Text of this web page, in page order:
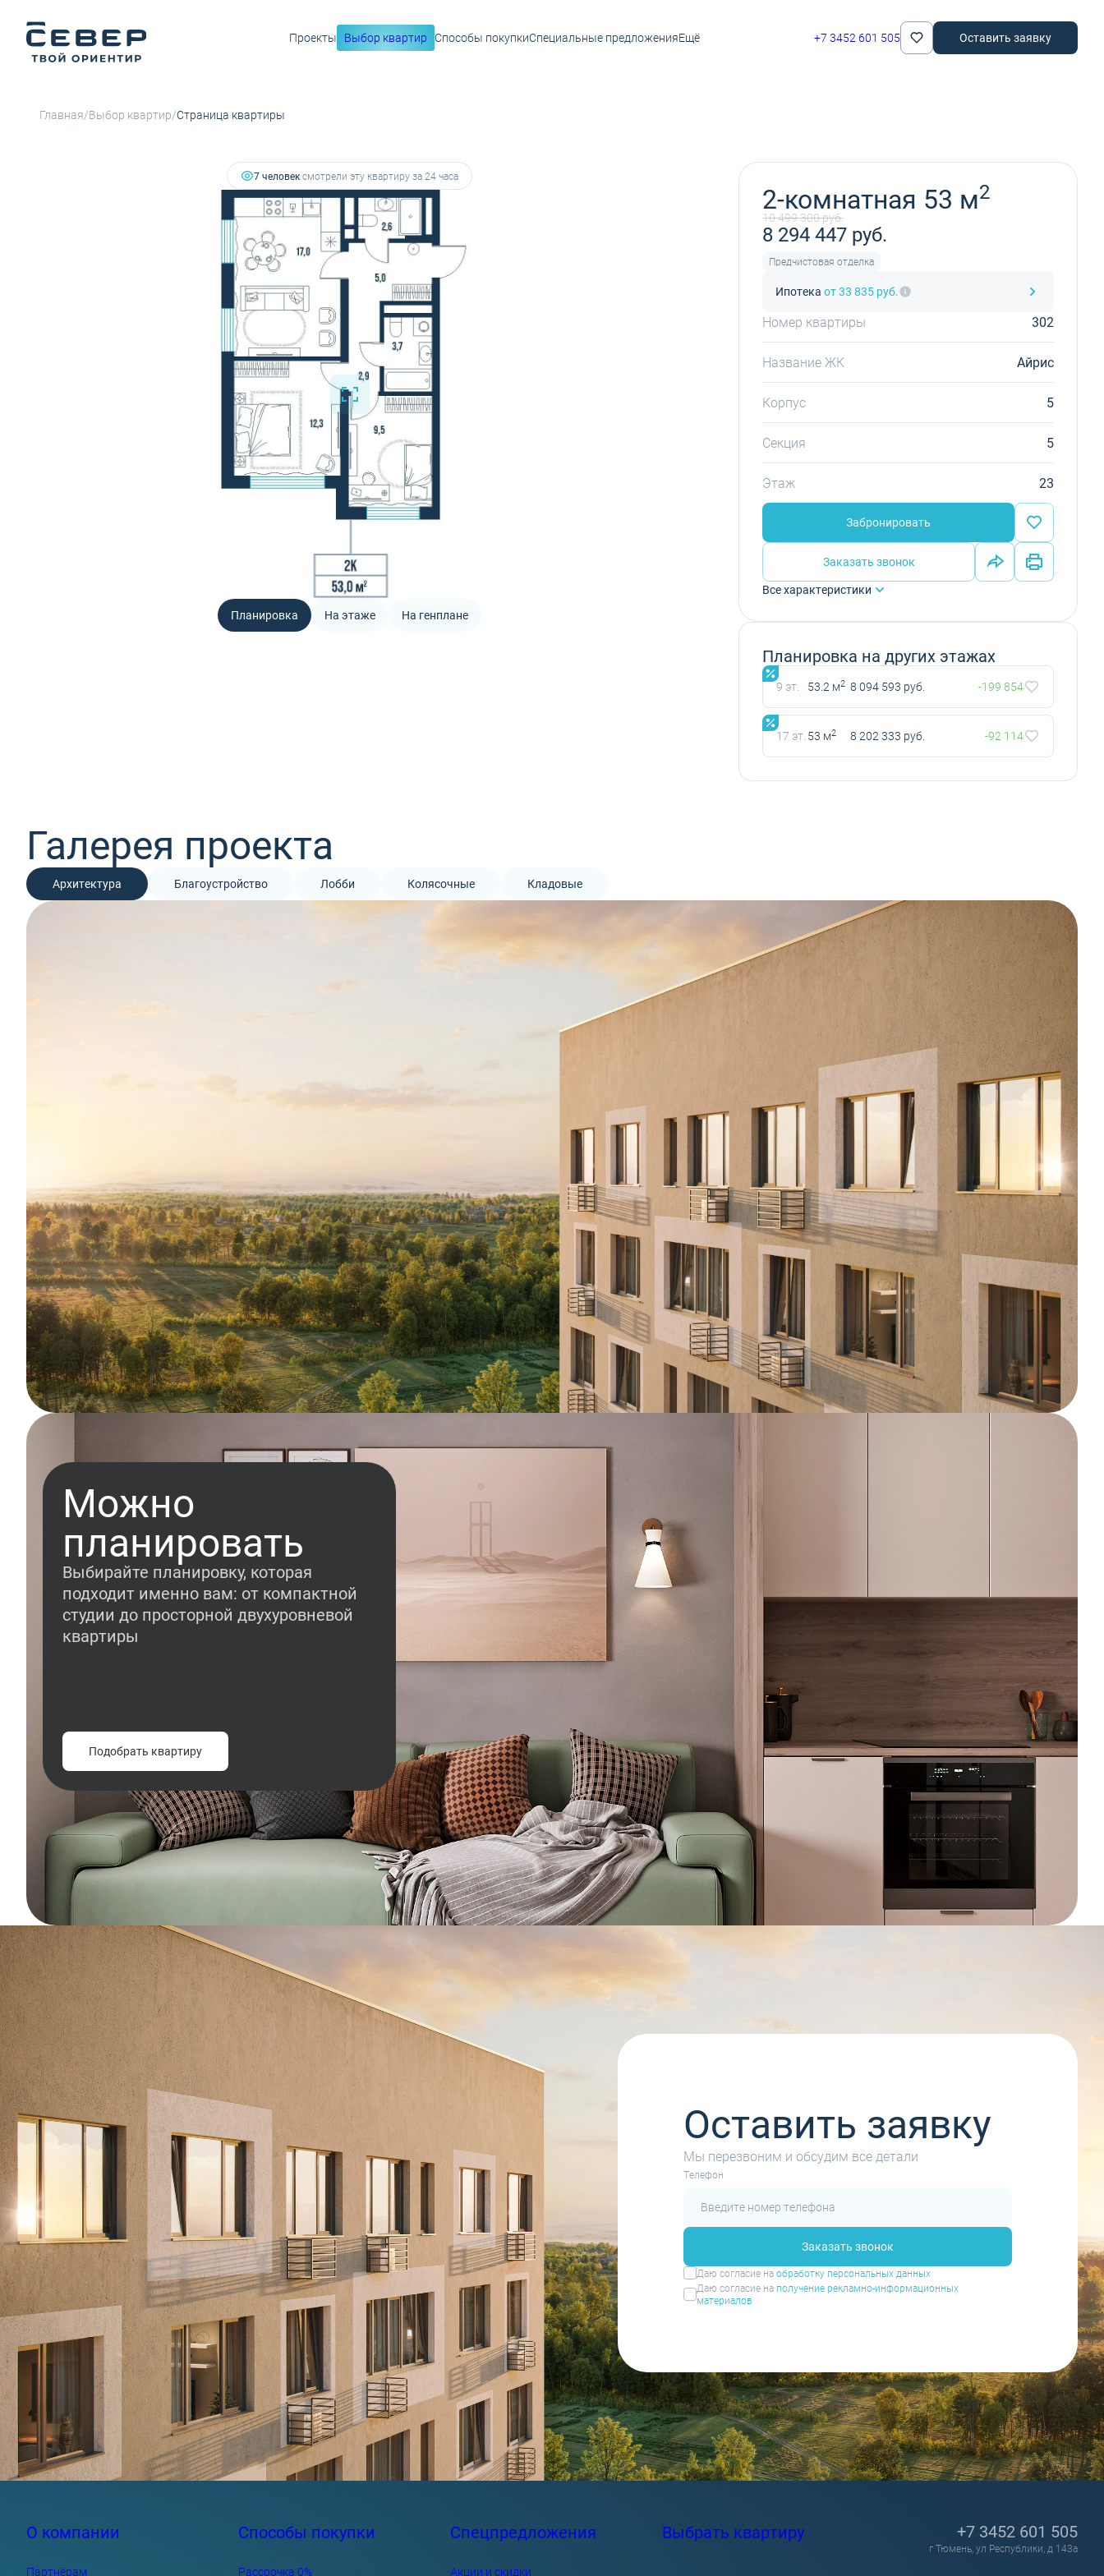
Проекты Выбор квартир Способы покупкиСпециальные предложенияЕщё +7 3452 601 505 Оставить заявку
Главная/Выбор квартир/Страница квартиры
7 человексмотрели эту квартиру за 24 часа
Планировка На этаже На генплане
2-комнатная 53 м2
10 499 300 руб.
8 294 447 руб.
Предчистовая отделка
Ипотека от 33 835 руб.
Номер квартиры 302
Название ЖК Айрис
Корпус 5
Секция 5
Этаж 23
Забронировать
Заказать звонок
Все характеристики
Планировка на других этажах
9 эт. 53.2 м2 8 094 593 руб. -199 854
17 эт. 53 м2 8 202 333 руб. -92 114
Галерея проекта
Архитектура Благоустройство Лобби Колясочные Кладовые
Можно
планировать
Выбирайте планировку, которая
подходит именно вам: от компактной
студии до просторной двухуровневой
квартиры
Подобрать квартиру
Оставить заявку
Мы перезвоним и обсудим все детали
Tелефон
Заказать звонок
Даю согласие наобработку персональных данных
Даю согласие на получение рекламно-информационных
материалов
О компании
Партнёрам
Способы покупки
Рассрочка 0%
Спецпредложения
Акции и скидки
Выбрать квартиру +7 3452 601 505
г Тюмень, ул Республики, д 143а